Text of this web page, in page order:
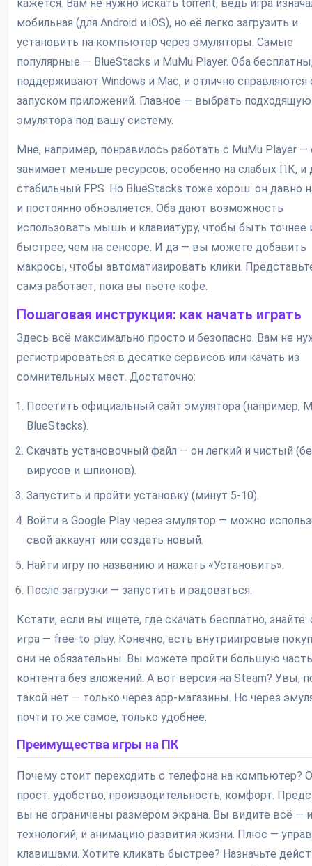
кажется. Вам не нужно искать torrent, ведь игра
мобильная (для Android и iOS), но её легко загрузить и
установить на компьютер через эмуляторы. Самые
популярные — BlueStacks и MuMu Player. Оба
поддерживают Windows и Mac, и отлично справляются
запуском приложений. Главное — выбрать
эмулятора под вашу систему.
Мне, например, понравилось работать с MuMu Player —
занимает меньше ресурсов, особенно на слабых ПК, и
стабильный FPS. Но BlueStacks тоже хорош: он давно
и постоянно обновляется. Оба дают возможность
использовать мышь и клавиатуру, чтобы быть точнее
быстрее, чем на сенсоре. И да — вы можете добавить
макросы, чтобы автоматизировать клики.
сама работает, пока вы пьёте кофе.
Пошаговая инструкция: как начать играть
Здесь всё максимально просто и безопасно. Вам не
регистрироваться в десятке сервисов или качать из
сомнительных мест. Достаточно:
Посетить официальный сайт эмулятора (например,
BlueStacks).
Скачать установочный файл — он легкий и чистый
вирусов и шпионов).
Запустить и пройти установку (минут 5-10).
Войти в Google Play через эмулятор — можно
свой аккаунт или создать новый.
Найти игру по названию и нажать «Установить».
После загрузки — запустить и радоваться.
Кстати, если вы ищете, где скачать бесплатно, знайте:
игра — free-to-play. Конечно, есть внутриигровые
они не обязательны. Вы можете пройти большую часть
контента без вложений. А вот версия на Steam? Увы,
такой нет — только через app-магазины. Но через
почти то же самое, только удобнее.
Преимущества игры на ПК
Почему стоит переходить с телефона на компьютер?
прост: удобство, производительность, комфорт.
вы не ограничены размером экрана. Вы видите всё —
технологий, и анимацию развития жизни. Плюс —
клавишами. Хотите кликать быстрее? Назначьте